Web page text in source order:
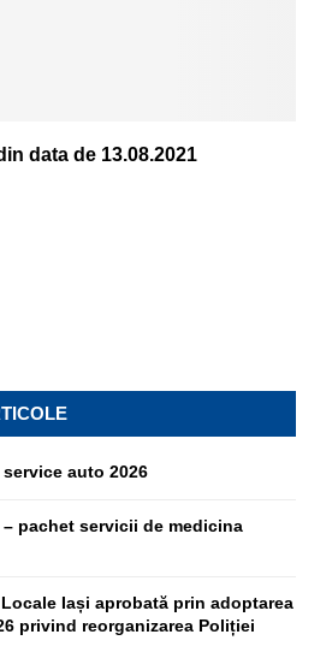
data de 13.08.2021
auto 2026
pachet servicii de medicina
Iași aprobată prin adoptarea
privind reorganizarea Poliției